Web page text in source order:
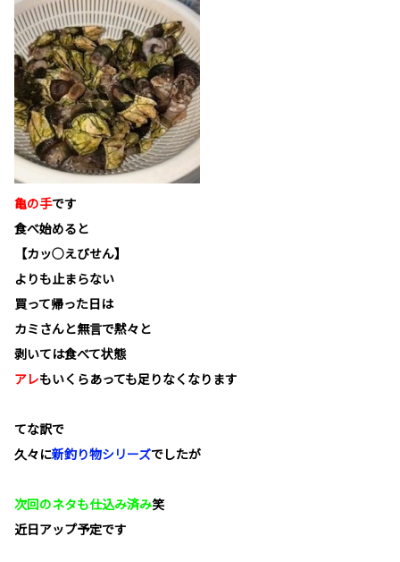
亀の手です
食べ始めると
【カッ○えびせん】
よりも止まらない
買って帰った日は
カミさんと無言で黙々と
剥いては食べて状態
アレもいくらあっても足りなくなります
てな訳で
久々に新釣り物シリーズでしたが
次回のネタも仕込み済み笑
近日アップ予定です